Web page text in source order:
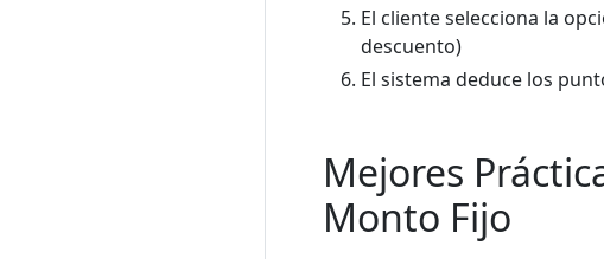
El cliente selecciona la
descuento)
El sistema deduce los
Mejores
Monto Fijo